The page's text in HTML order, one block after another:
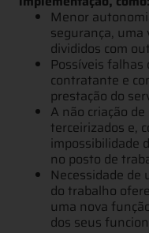
Menor
segurança, uma
divididos com
Possíveis
contratante e
prestação do
A não criação
terceirizados e,
impossibilidade
no posto de
Necessidade de
do trabalho
uma nova
dos seus